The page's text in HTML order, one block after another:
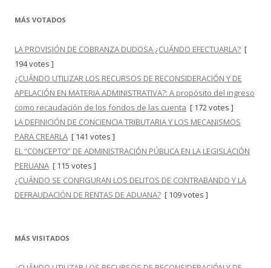
MÁS VOTADOS
LA PROVISIÓN DE COBRANZA DUDOSA ¿CUÁNDO EFECTUARLA? [
194 votes ]
¿CUÁNDO UTILIZAR LOS RECURSOS DE RECONSIDERACIÓN Y DE
APELACIÓN EN MATERIA ADMINISTRATIVA?: A propósito del ingreso
como recaudación de los fondos de las cuenta [ 172 votes ]
LA DEFINICIÓN DE CONCIENCIA TRIBUTARIA Y LOS MECANISMOS
PARA CREARLA [ 141 votes ]
EL “CONCEPTO” DE ADMINISTRACIÓN PÚBLICA EN LA LEGISLACIÓN
PERUANA [ 115 votes ]
¿CUÁNDO SE CONFIGURAN LOS DELITOS DE CONTRABANDO Y LA
DEFRAUDACIÓN DE RENTAS DE ADUANA? [ 109 votes ]
MÁS VISITADOS